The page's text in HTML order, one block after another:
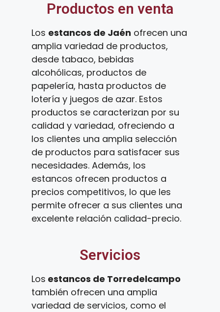
Productos en venta
Los estancos de Jaén ofrecen una
amplia variedad de productos,
desde tabaco, bebidas
alcohólicas, productos de
papelería, hasta productos de
lotería y juegos de azar. Estos
productos se caracterizan por su
calidad y variedad, ofreciendo a
los clientes una amplia selección
de productos para satisfacer sus
necesidades. Además, los
estancos ofrecen productos a
precios competitivos, lo que les
permite ofrecer a sus clientes una
excelente relación calidad-precio.
Servicios
Los estancos de Torredelcampo
también ofrecen una amplia
variedad de servicios, como el